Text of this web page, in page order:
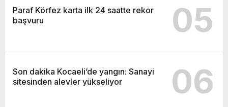
Paraf Körfez karta ilk 24 saatte rekor
başvuru
05
Son dakika Kocaeli’de yangın: Sanayi
sitesinden alevler yükseliyor
06